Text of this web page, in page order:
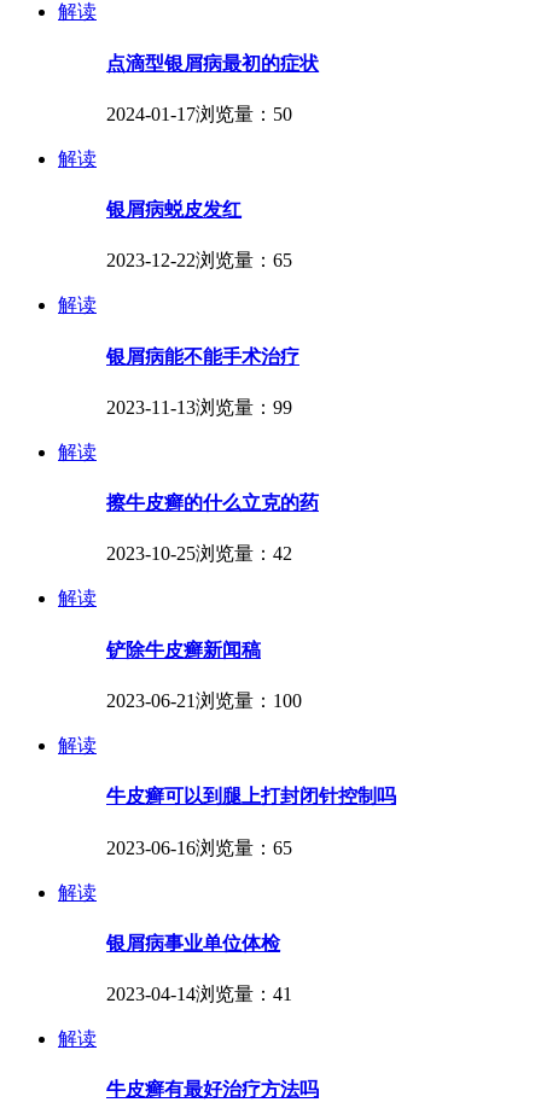
解读
点滴型银屑病最初的症状
2024-01-17浏览量：50
解读
银屑病蜕皮发红
2023-12-22浏览量：65
解读
银屑病能不能手术治疗
2023-11-13浏览量：99
解读
擦牛皮癣的什么立克的药
2023-10-25浏览量：42
解读
铲除牛皮癣新闻稿
2023-06-21浏览量：100
解读
牛皮癣可以到腿上打封闭针控制吗
2023-06-16浏览量：65
解读
银屑病事业单位体检
2023-04-14浏览量：41
解读
牛皮癣有最好治疗方法吗